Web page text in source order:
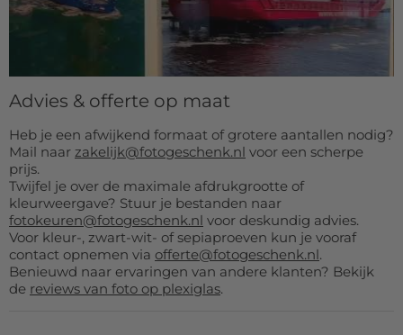
Advies & offerte op maat
Heb je een afwijkend formaat of grotere aantallen nodig?
Mail naar zakelijk@fotogeschenk.nl voor een scherpe
prijs.
Twijfel je over de maximale afdrukgrootte of
kleurweergave? Stuur je bestanden naar
fotokeuren@fotogeschenk.nl voor deskundig advies.
Voor kleur-, zwart-wit- of sepiaproeven kun je vooraf
contact opnemen via offerte@fotogeschenk.nl.
Benieuwd naar ervaringen van andere klanten? Bekijk
de reviews van foto op plexiglas.